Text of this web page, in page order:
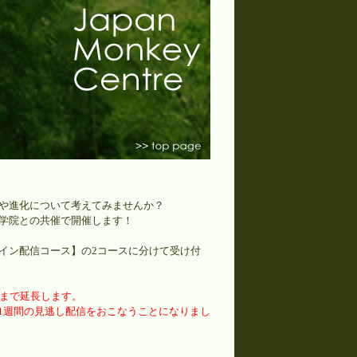
進化について考えてみませんか？
院との共催で開催します！
ン配信コース】の2コースに分けて受け付
で延長します。
間の見逃し配信をおこなうことになりまし